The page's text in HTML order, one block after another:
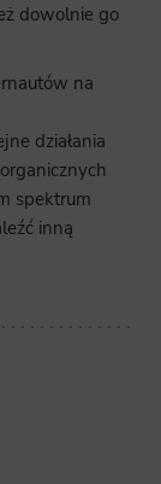
dowolnie go
na
działania
spektrum
inną